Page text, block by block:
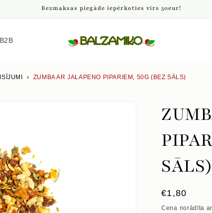
Bezmaksas piegāde iepērkoties virs 50eur!
B2B
› ZUMBA AR JALAPENO PIPARIEM, 50G (BEZ SĀLS)
SĀLS)
Parastā
cena
€1,80
Cena norādīta